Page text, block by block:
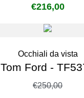
€216,00
Occhiali da vista
Tom Ford -
€250,00